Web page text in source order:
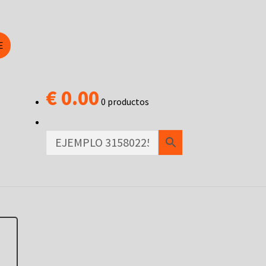
€0.00 0 productos